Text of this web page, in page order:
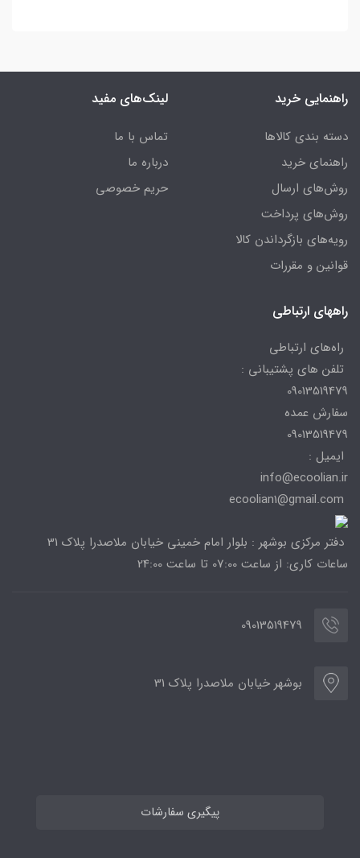
راهنمایی خرید
دسته بندی کالاها
راهنمای خرید
روش‌های ارسال
روش‌های پرداخت
رویه‌های بازگرداندن کالا
قوانین و مقررات
لینک‌های مفید
تماس با ما
درباره ما
حریم خصوصی
راههای ارتباطی
راه‌های ارتباطی
تلفن های پشتیبانی :
09013519479
سفارش عمده
09013519479
ایمیل :
info@ecoolian.ir
دفتر مرکزی بوشهر : بلوار امام خمینی خیابان ملاصدرا پلاک 31
ساعات کاری: از ساعت 07:00 تا ساعت 24:00
09013519479
بوشهر خیابان ملاصدرا پلاک 31
پیگیری سفارشات